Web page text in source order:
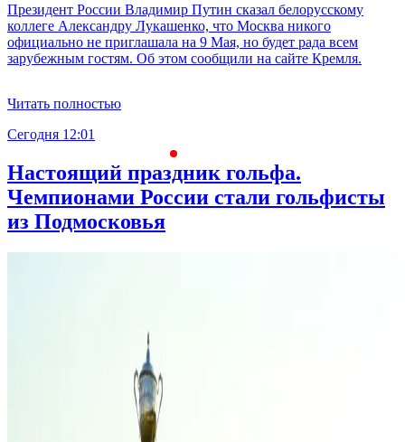
Президент России Владимир Путин сказал белорусскому
коллеге Александру Лукашенко, что Москва никого
официально не приглашала на 9 Мая, но будет рада всем
зарубежным гостям. Об этом сообщили на сайте Кремля.
Читать полностью
Сегодня 12:01
Настоящий праздник гольфа.
Чемпионами России стали гольфисты
из Подмосковья